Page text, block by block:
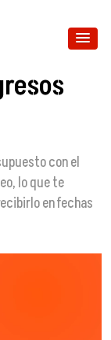
con el
lo que te
en fechas